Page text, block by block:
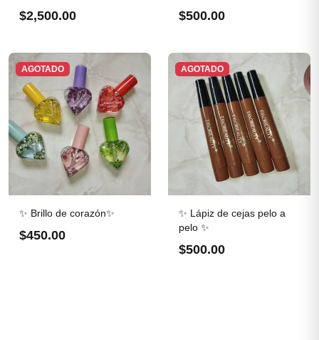
$2,500.00 $500.00
AGOTADO
✨ Brillo de corazón✨
$450.00
AGOTADO
✨ Lápiz de cejas pelo a
pelo ✨
$500.00